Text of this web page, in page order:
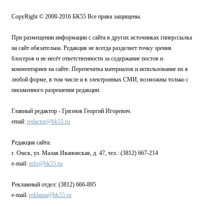
CopyRight © 2008-2016 БК55 Все права защищены.
При размещении информации с сайта в других источниках гиперссылка
на сайт обязательна. Редакция не всегда разделяет точку зрения
блогеров и не несёт ответственности за содержание постов и
комментариев на сайте. Перепечатка материалов и использование их в
любой форме, в том числе и в электронных СМИ, возможны только с
письменного разрешения редакции.
Главный редактор - Грязнов Георгий Игоревич.
email: redactor@bk55.ru
Редакция сайта:
г. Омск, ул. Малая Ивановская, д. 47, тел.: (3812) 667-214
e-mail: info@bk55.ru
Рекламный отдел: (3812) 666-895
e-mail: reklama@bk55.ru